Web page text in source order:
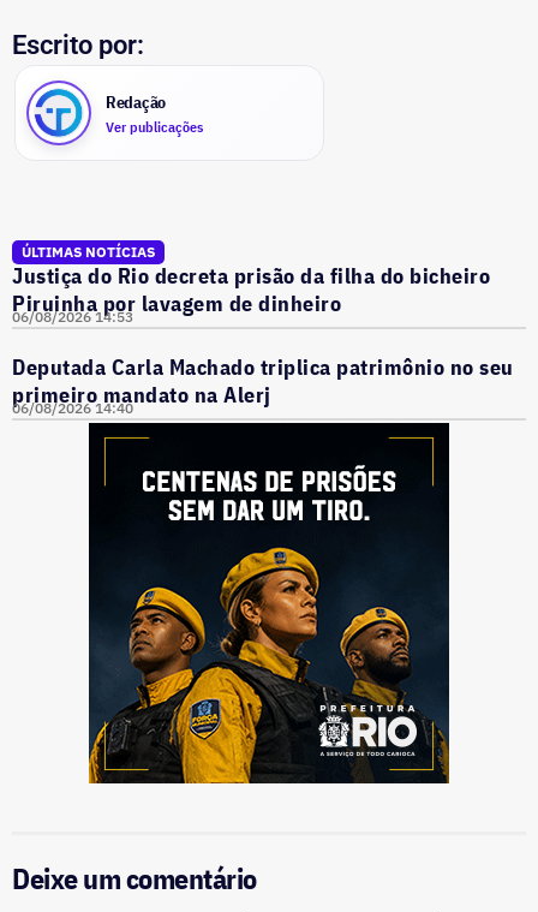
Escrito por:
Redação
Ver publicações
ÚLTIMAS NOTÍCIAS
Justiça do Rio decreta prisão da filha do bicheiro
Piruinha por lavagem de dinheiro
06/08/2026 14:53
Deputada Carla Machado triplica patrimônio no seu
primeiro mandato na Alerj
06/08/2026 14:40
Deixe um comentário